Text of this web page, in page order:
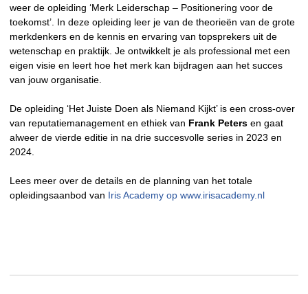
weer de opleiding ‘Merk Leiderschap – Positionering voor de
toekomst’. In deze opleiding leer je van de theorieën van de grote
merkdenkers en de kennis en ervaring van topsprekers uit de
wetenschap en praktijk. Je ontwikkelt je als professional met een
eigen visie en leert hoe het merk kan bijdragen aan het succes
van jouw organisatie.
De opleiding ‘Het Juiste Doen als Niemand Kijkt’ is een cross-over
van reputatiemanagement en ethiek van Frank Peters en gaat
alweer de vierde editie in na drie succesvolle series in 2023 en
2024.
Lees meer over de details en de planning van het totale
opleidingsaanbod van Iris Academy op www.irisacademy.nl